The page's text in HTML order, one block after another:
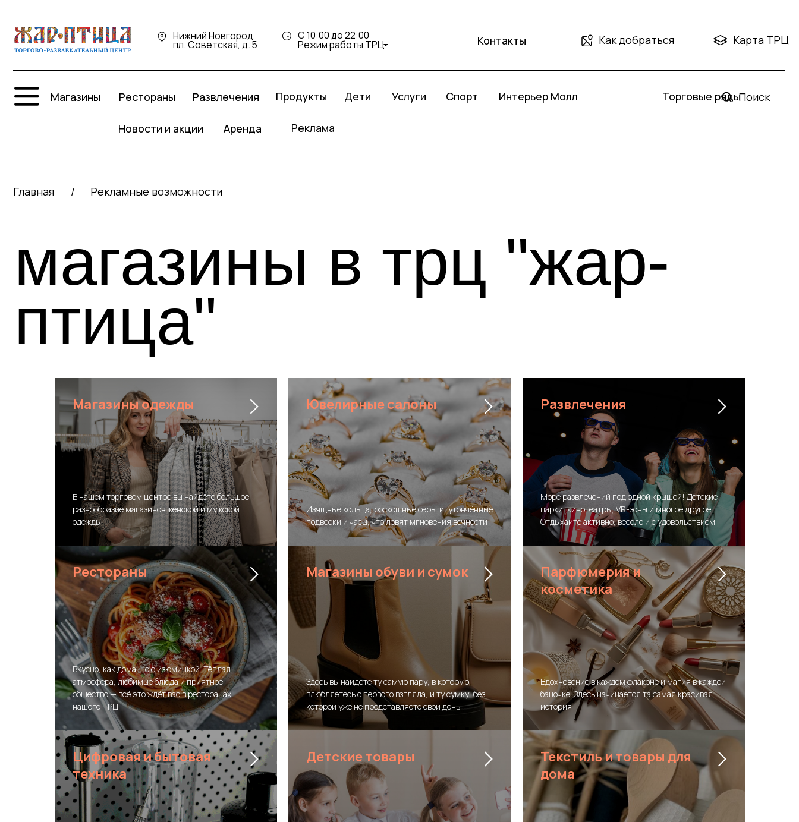
Нижний Новгород,
пл. Советская, д. 5 Режим работы ТРЦ
С 10:00 до 22:00 Как добраться Карта ТРЦ
магазины в трц "жар-
птица"
Магазины одежды
В нашем торговом центре вы найдёте большое
разнообразие магазинов женской и мужской
одежды
Ювелирные салоны
Изящные кольца, роскошные серьги, утончённые
подвески и часы, что ловят мгновения вечности
Развлечения
Море развлечений под одной крышей! Детские
парки, кинотеатры, VR-зоны и многое другое.
Отдыхайте активно, весело и с удовольствием
Рестораны
Вкусно, как дома, но с изюминкой. Тёплая
атмосфера, любимые блюда и приятное
общество — всё это ждёт вас в ресторанах
нашего ТРЦ
Магазины обуви и сумок
Здесь вы найдёте ту самую пару, в которую
влюбляетесь с первого взгляда, и ту сумку, без
которой уже не представляете свой день.
Парфюмерия и
косметика
Вдохновение в каждом флаконе и магия в каждой
баночке. Здесь начинается та самая красивая
история
Цифровая и бытовая
техника
Детские товары
Текстиль и товары для
дома